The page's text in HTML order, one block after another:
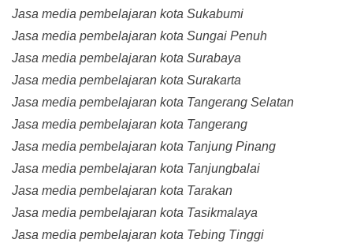
Jasa media pembelajaran kota Sukabumi
Jasa media pembelajaran kota Sungai Penuh
Jasa media pembelajaran kota Surabaya
Jasa media pembelajaran kota Surakarta
Jasa media pembelajaran kota Tangerang Selatan
Jasa media pembelajaran kota Tangerang
Jasa media pembelajaran kota Tanjung Pinang
Jasa media pembelajaran kota Tanjungbalai
Jasa media pembelajaran kota Tarakan
Jasa media pembelajaran kota Tasikmalaya
Jasa media pembelajaran kota Tebing Tinggi